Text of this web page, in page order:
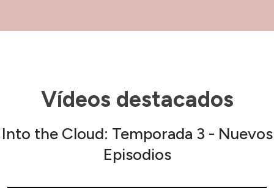
Vídeos destacados
Into the Cloud: Temporada 3 - Nuevos
Episodios